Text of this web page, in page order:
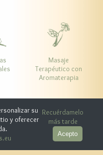
Masaje
Terapéutico con
Aromaterapia
Asistencia Terapéutica Social
por el Movimento
su
y oferecer
Recuérdamelo
más tarde
Acepto